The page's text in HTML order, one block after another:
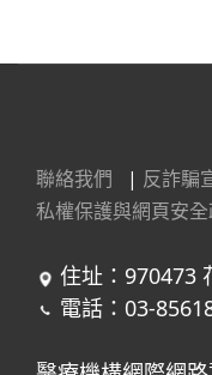
聯絡我們 | 反詐騙
私權保護與網頁安
住址：970473
電話：03-